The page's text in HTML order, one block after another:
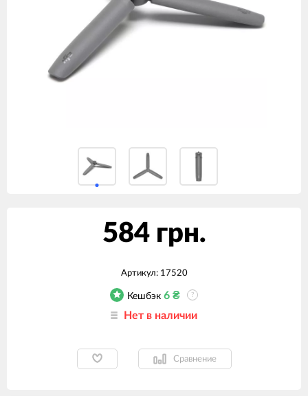
584 грн.
Артикул: 17520
Кешбэк 6 ₴ ?
Нет в наличии
Сравнение